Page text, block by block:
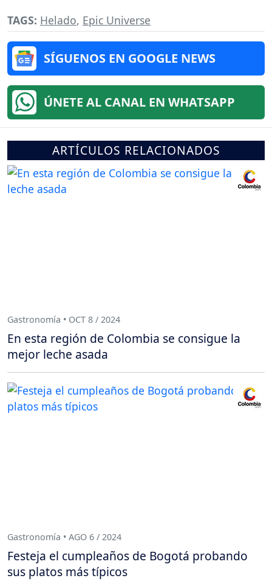
TAGS: Helado, Epic Universe
SÍGUENOS EN GOOGLE NEWS
ÚNETE AL CANAL EN WHATSAPP
ARTÍCULOS RELACIONADOS
Gastronomía • OCT 8 / 2024
En esta región de Colombia se consigue la
mejor leche asada
Gastronomía • AGO 6 / 2024
Festeja el cumpleaños de Bogotá probando
sus platos más típicos